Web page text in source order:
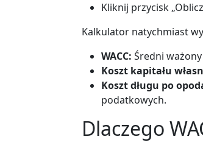
Kliknij przycisk
Kalkulator natychmiast
WACC: Średni
Koszt kapitału
Koszt długu po
podatkowych.
Dlaczego